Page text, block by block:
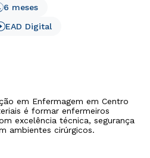
6 meses
EAD Digital
em Enfermagem em Centro
é formar enfermeiros
excelência técnica, segurança
ambientes cirúrgicos.